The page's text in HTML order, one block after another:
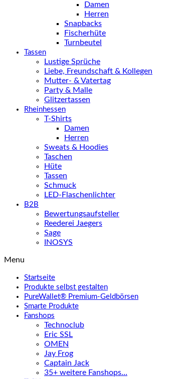
Damen
Herren
Snapbacks
Fischerhüte
Turnbeutel
Tassen
Lustige Sprüche
Liebe, Freundschaft & Kollegen
Mutter- & Vatertag
Party & Malle
Glitzertassen
Rheinhessen
T-Shirts
Damen
Herren
Sweats & Hoodies
Taschen
Hüte
Tassen
Schmuck
LED-Flaschenlichter
B2B
Bewertungsaufsteller
Reederei Jaegers
Sage
INOSYS
Menu
Startseite
Produkte selbst gestalten
PureWallet® Premium-Geldbörsen
Smarte Produkte
Fanshops
Technoclub
Eric SSL
OMEN
Jay Frog
Captain Jack
35+ weitere Fanshops…